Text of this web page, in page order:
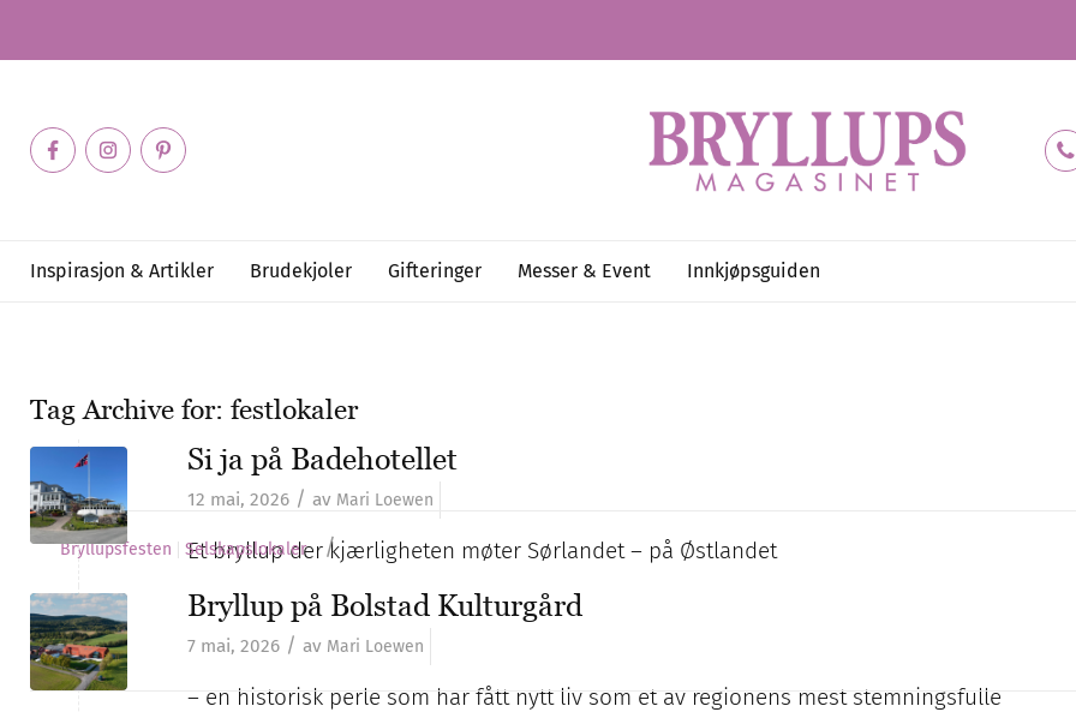
Inspirasjon & Artikler Brudekjoler Gifteringer Messer & Event Innkjøpsguiden
Tag Archive for: festlokaler
Si ja på Badehotellet
12 mai, 2026 / av Mari Loewen
Et bryllup der kjærligheten møter Sørlandet – på Østlandet
Bryllupsfesten Selskapslokaler /
Bryllup på Bolstad Kulturgård
7 mai, 2026 / av Mari Loewen
– en historisk perle som har fått nytt liv som et av regionens mest stemningsfulle